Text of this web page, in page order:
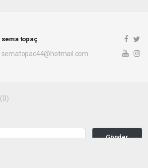
sema topaç
sematopac44@hotmail.com
(0)
Gönder